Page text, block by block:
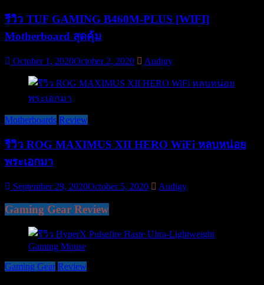
รีวิว TUF GAMING B460M-PLUS [WIFI]
Motherboard สุดคุ้ม
October 1, 2020October 2, 2020 Audigy
Motherboards Review
รีวิว ROG MAXIMUS XII HERO WiFi หลบหน่อย
พระเอกมา
September 29, 2020October 5, 2020 Audigy
Gaming Gear Review
Gaming Gear Review